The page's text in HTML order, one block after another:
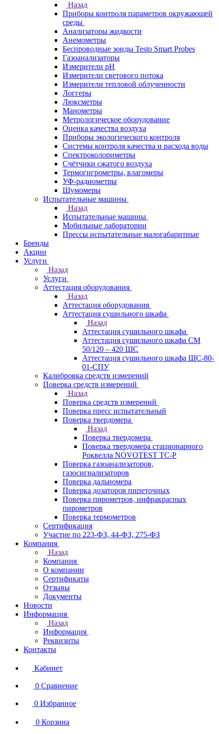
Назад
Приборы контроля параметров окружающей
среды
Анализаторы жидкости
Анемометры
Беспроводные зонды Testo Smart Probes
Газоанализаторы
Измерители pH
Измерители светового потока
Измерители тепловой облученности
Логгеры
Люксметры
Манометры
Метрологическое оборудование
Оценка качества воздуха
Приборы экологического контроля
Системы контроля качества и расхода воды
Спектроколориметры
Счётчики сжатого воздуха
Термогигрометры, влагомеры
УФ-радиометры
Шумомеры
Испытательные машины
Назад
Испытательные машины
Мобильные лаборатории
Прессы испытательные малогабаритные
Бренды
Акции
Услуги
Назад
Услуги
Аттестация оборудования
Назад
Аттестация оборудования
Аттестация сушильного шкафа
Назад
Аттестация сушильного шкафа
Аттестация сушильного шкафа СМ
50/120 – 420 ШС
Аттестация сушильного шкафа ШС-80-
01-СПУ
Калибровка средств измерений
Поверка средств измерений
Назад
Поверка средств измерений
Поверка пресс испытательный
Поверка твердомера
Назад
Поверка твердомера
Поверка твердомера стационарного
Роквелла NOVOTEST TС-Р
Поверка газоанализаторов,
газосигнализаторов
Поверка дальномера
Поверка дозаторов пипеточных
Поверка пирометров, инфракрасных
пирометров
Поверка термометров
Сертификация
Участие по 223-ФЗ, 44-ФЗ, 275-ФЗ
Компания
Назад
Компания
О компании
Сертификаты
Отзывы
Документы
Новости
Информация
Назад
Информация
Реквизиты
Контакты
Кабинет
0 Сравнение
0 Избранное
0 Корзина